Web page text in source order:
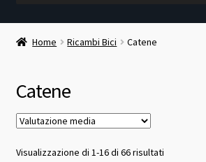
Il mio account
Chi siamo
Home Ricambi Bici Catene
Catene
Visualizzazione di 1-16 di 66 risultatiValutazione